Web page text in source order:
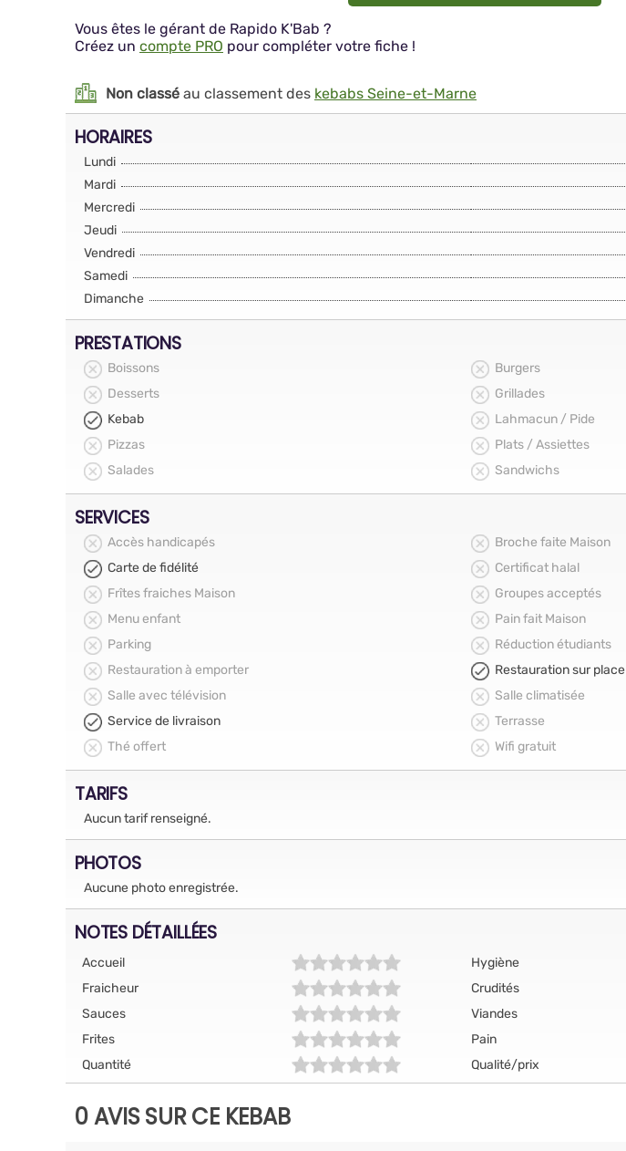
Vous êtes le gérant de Rapido K'Bab ?
Créez un compte PRO pour compléter votre fiche !
Non classé au classement des kebabs Seine-et-Marne
HORAIRES
Lundi
Mardi
Mercredi
Jeudi
Vendredi
Samedi
Dimanche
PRESTATIONS
Boissons
Burgers
Desserts
Grillades
Kebab
Lahmacun / Pide
Pizzas
Plats / Assiettes
Salades
Sandwichs
SERVICES
Accès handicapés
Broche faite Maison
Carte de fidélité
Certificat halal
Frîtes fraiches Maison
Groupes acceptés
Menu enfant
Pain fait Maison
Parking
Réduction étudiants
Restauration à emporter
Restauration sur place
Salle avec télévision
Salle climatisée
Service de livraison
Terrasse
Thé offert
Wifi gratuit
TARIFS
Aucun tarif renseigné.
PHOTOS
Aucune photo enregistrée.
NOTES DÉTAILLÉES
Accueil
Hygiène
Fraicheur
Crudités
Sauces
Viandes
Frites
Pain
Quantité
Qualité/prix
0 AVIS SUR CE KEBAB